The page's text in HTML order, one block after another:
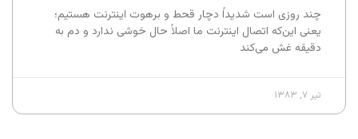
چند روزی است شدیداً‌ دچار قحط و برهوت اینترنت هستیم؛
یعنی این‌که اتصال اینترنت ما اصلاً حال خوشی ندارد و دم به
دقیقه غش می‌کند
تیر ۷, ۱۳۸۳